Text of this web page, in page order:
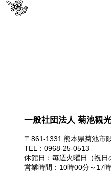
一般社団法人 菊池観
〒861-1331 熊本県菊池市
TEL：0968-25-0513
休館日：毎週火曜日（祝日
営業時間：10時00分～17